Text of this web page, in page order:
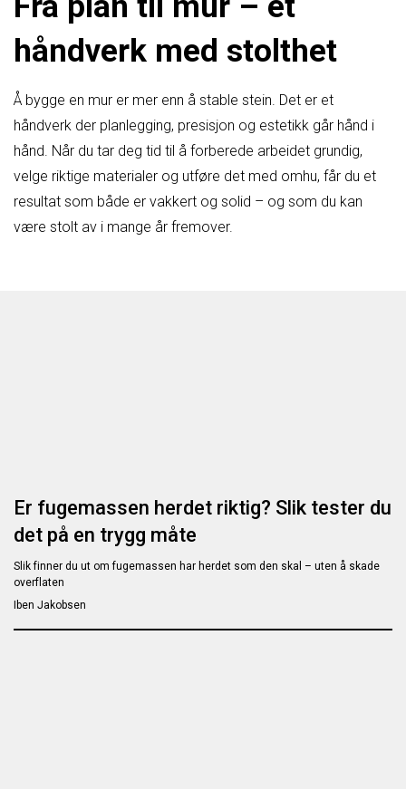
håndverk med stolthet
Å bygge en mur er mer enn å stable stein. Det er et
håndverk der planlegging, presisjon og estetikk går hånd i
hånd. Når du tar deg tid til å forberede arbeidet grundig,
velge riktige materialer og utføre det med omhu, får du et
resultat som både er vakkert og solid – og som du kan
være stolt av i mange år fremover.
Er fugemassen herdet riktig? Slik tester du
det på en trygg måte
Slik finner du ut om fugemassen har herdet som den skal – uten å skade
overflaten
Iben Jakobsen